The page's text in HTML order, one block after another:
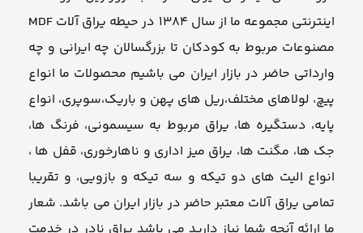
اینترنتی مجموعه ما از سال ۱۳۸۴ در حیطه یراق آلات MDF
مصنوعات مربوط به کودکان تا بزرگسالان چه ایرانی و چه
وارداتی حاضر در بازار ایران می باشیم محصولات ما انواع
پیچ، لولاهای مختلف،ریل های پهن و باریک،سوپری، انواع
پایه، دستگیره ها، یراق مربوط به سیسمونی، فرنگ ها،
جک ها، مگنت ها، یراق میز اداری و ناهارخوری، قفل ها ،
انواع الیت های دو تیکه و سه تیکه و بازویی، و تقریبا
تمامی یراق آلات معتبر حاضر در بازار ایران می باشد. شعار